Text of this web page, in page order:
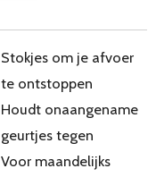
Stokjes om je afvoer
te ontstoppen
Houdt onaangename
geurtjes tegen
Voor maandelijks